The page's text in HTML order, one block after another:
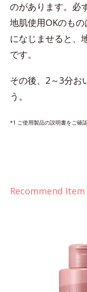
のがあります。必
地肌使用OKのも
になじませると、
です。
その後、2～3分お
う。
*1 ご使用製品の説明書をご確
Recommend Item